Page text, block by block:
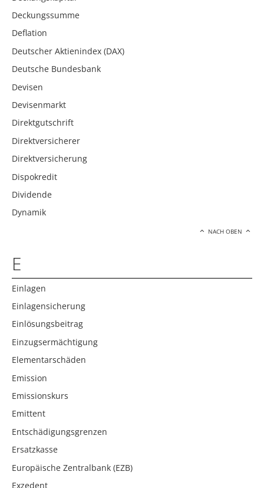
Deckungssumme
Deflation
Deutscher Aktienindex (DAX)
Deutsche Bundesbank
Devisen
Devisenmarkt
Direktgutschrift
Direktversicherer
Direktversicherung
Dispokredit
Dividende
Dynamik
NACH OBEN
E
Einlagen
Einlagensicherung
Einlösungsbeitrag
Einzugsermächtigung
Elementarschäden
Emission
Emissionskurs
Emittent
Entschädigungsgrenzen
Ersatzkasse
Europäische Zentralbank (EZB)
Exzedent